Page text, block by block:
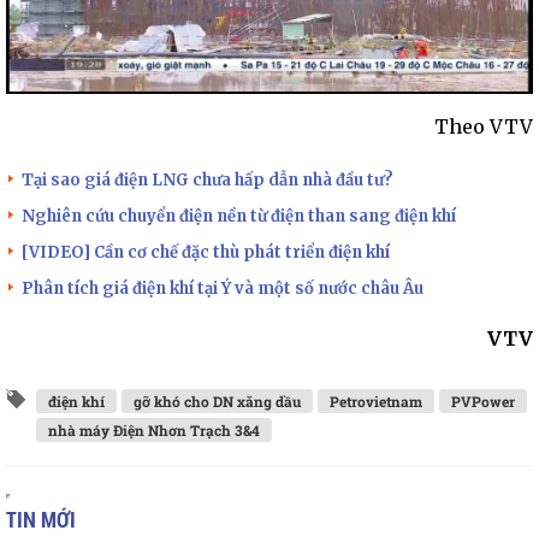
Theo VTV
Tại sao giá điện LNG chưa hấp dẫn nhà đầu tư?
Nghiên cứu chuyển điện nền từ điện than sang điện khí
[VIDEO] Cần cơ chế đặc thù phát triển điện khí
Phân tích giá điện khí tại Ý và một số nước châu Âu
VTV
điện khí gỡ khó cho DN xăng dầu Petrovietnam
PVPower
nhà máy Điện Nhơn Trạch 3&4
TIN MỚI